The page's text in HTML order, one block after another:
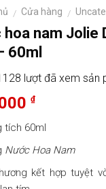
/ Cửa hàng /
hoa nam Jolie
60ml
lượt đã xem sản
₫
tích 60ml
Nước Hoa Nam
kết hợp tuyệt